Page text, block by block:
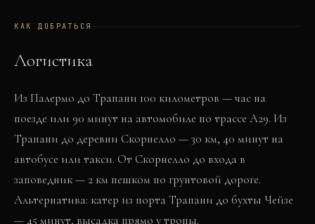
КАК ДОБРАТЬСЯ
Логистика
Из Палермо до Трапани 100 километров — час на
поезде или 90 минут на автомобиле по трассе A29. Из
Трапани до деревни Скорнелло — 30 км, 40 минут на
автобусе или такси. От Скорнелло до входа в
заповедник — 2 км пешком по грунтовой дороге.
Альтернатива: катер из порта Трапани до бухты Чейзе
— 45 минут, высадка прямо у тропы.